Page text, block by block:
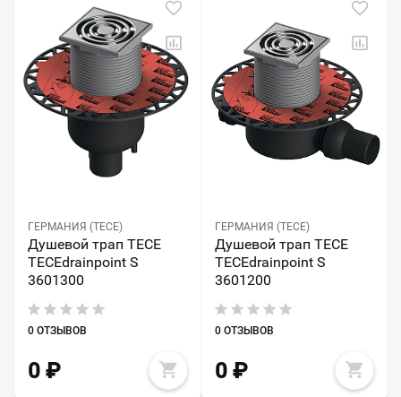
ГЕРМАНИЯ (TECE)
Душевой трап TECE
TECEdrainpoint S
3601300
0 ОТЗЫВОВ
0 ₽
ГЕРМАНИЯ (TECE)
Душевой трап TECE
TECEdrainpoint S
3601200
0 ОТЗЫВОВ
0₽